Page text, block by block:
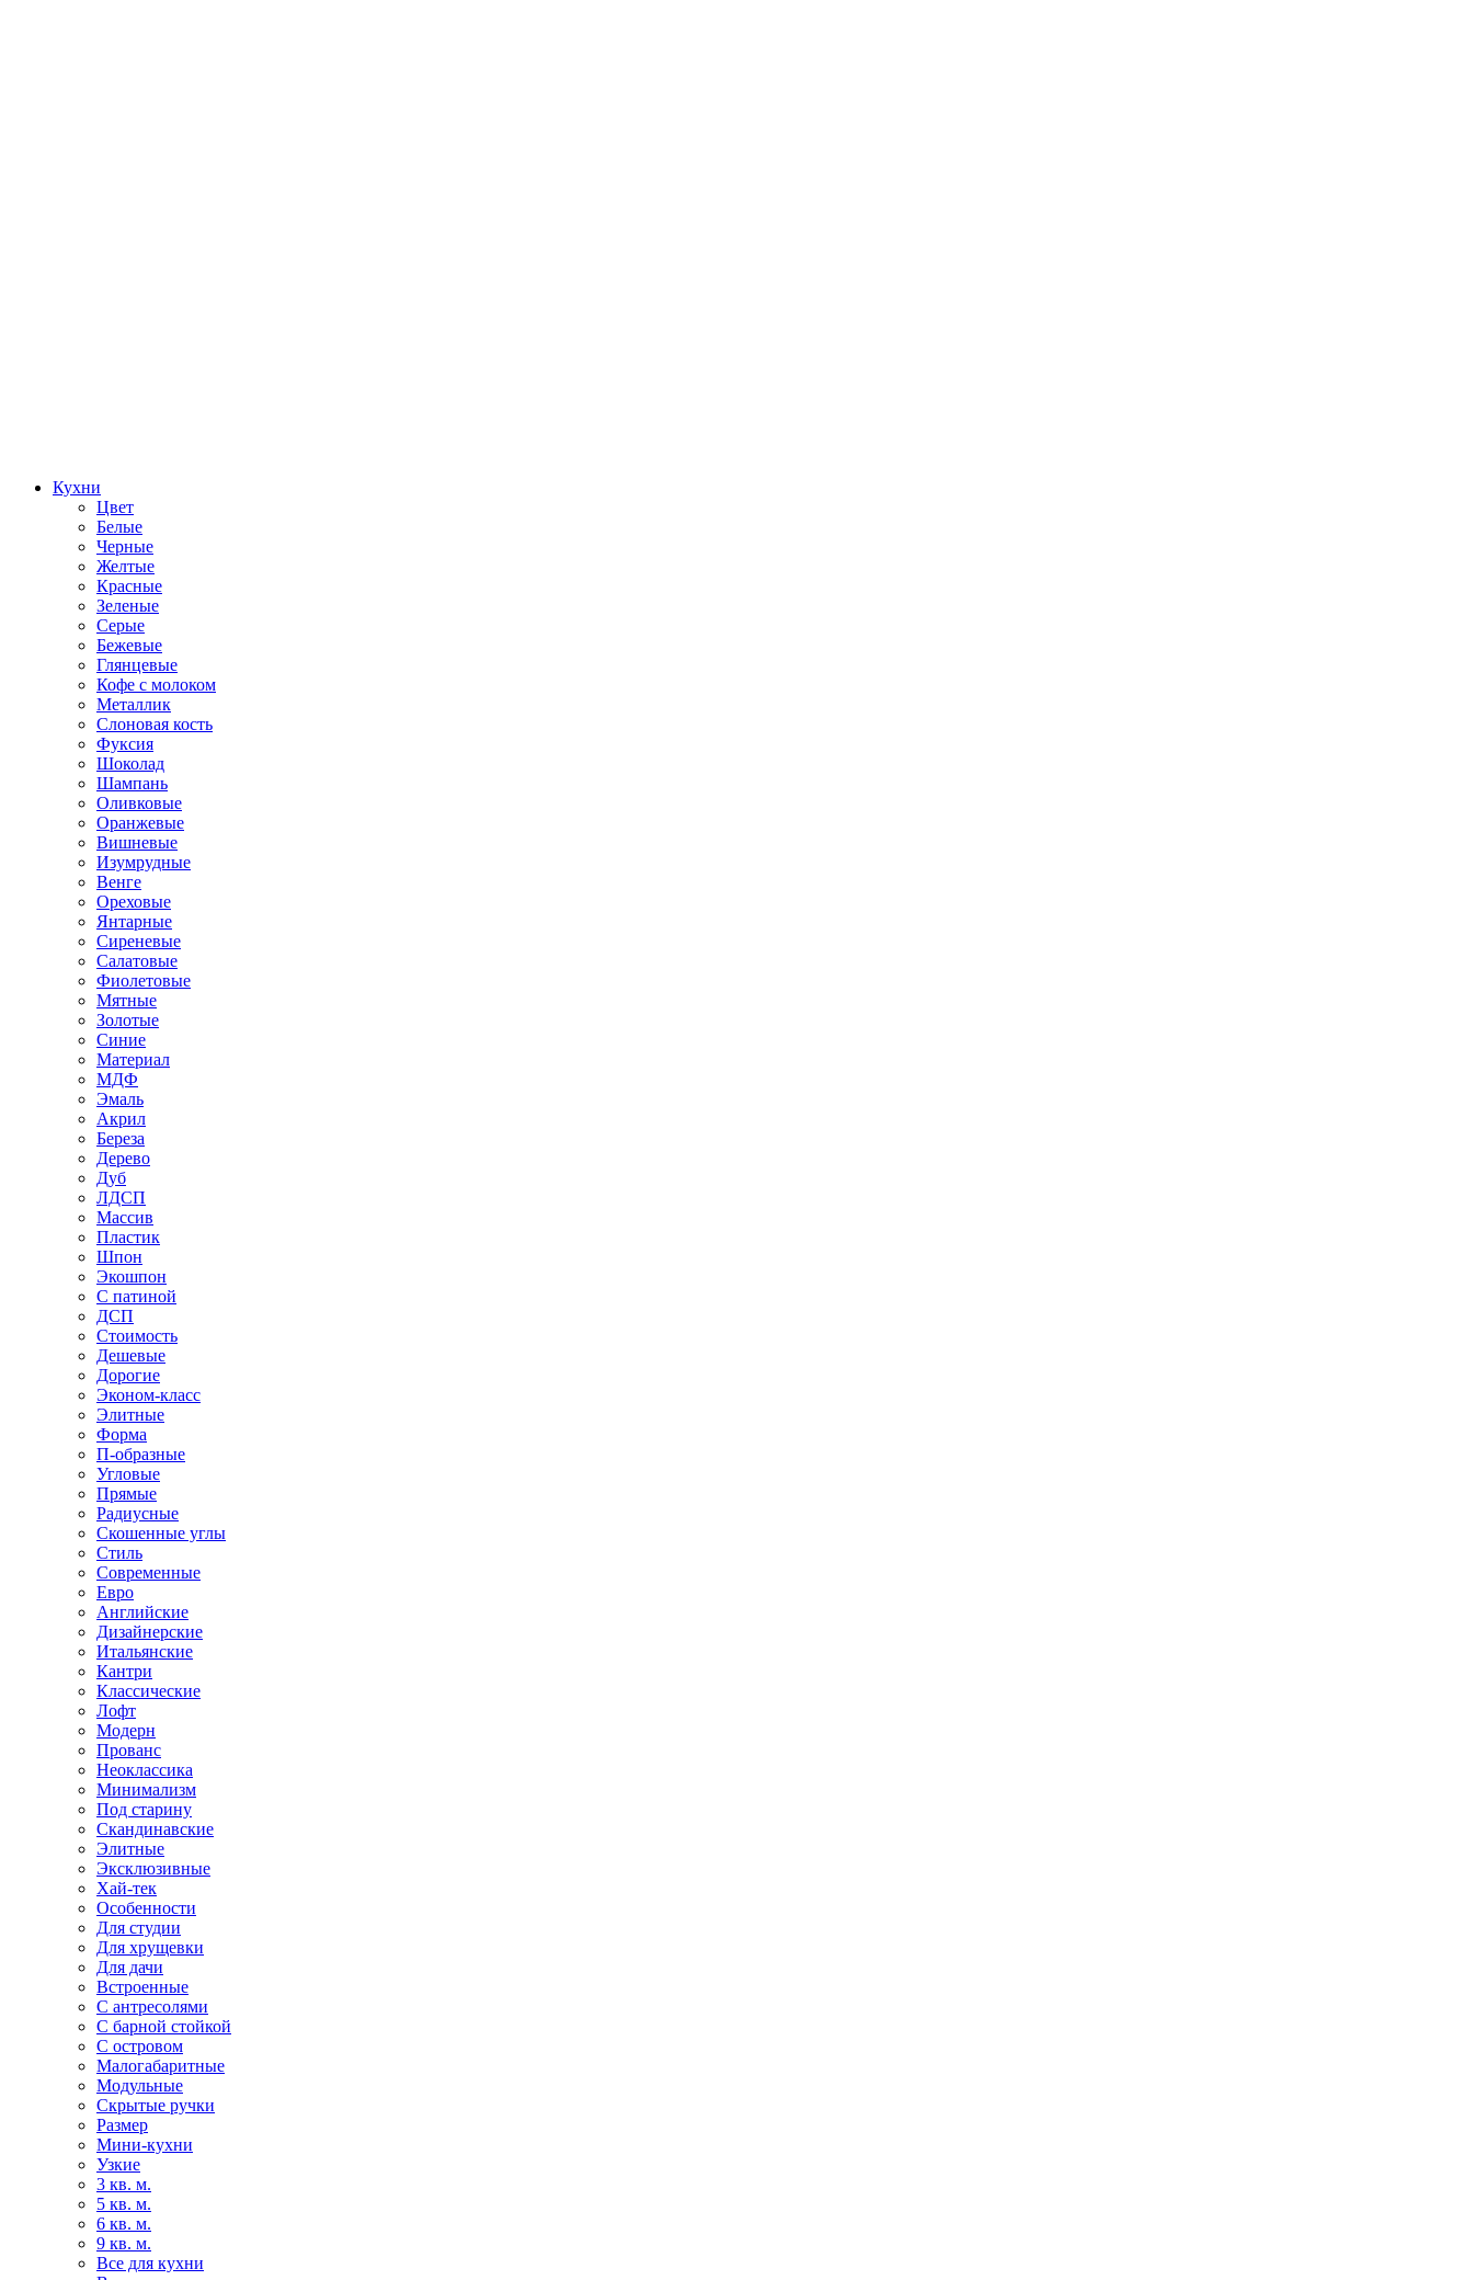
Кухни
Цвет
Белые
Черные
Желтые
Красные
Зеленые
Серые
Бежевые
Глянцевые
Кофе с молоком
Металлик
Слоновая кость
Фуксия
Шоколад
Шампань
Оливковые
Оранжевые
Вишневые
Изумрудные
Венге
Ореховые
Янтарные
Сиреневые
Салатовые
Фиолетовые
Мятные
Золотые
Синие
Материал
МДФ
Эмаль
Акрил
Береза
Дерево
Дуб
ЛДСП
Массив
Пластик
Шпон
Экошпон
С патиной
ДСП
Стоимость
Дешевые
Дорогие
Эконом-класс
Элитные
Форма
П-образные
Угловые
Прямые
Радиусные
Скошенные углы
Стиль
Современные
Евро
Английские
Дизайнерские
Итальянские
Кантри
Классические
Лофт
Модерн
Прованс
Неоклассика
Минимализм
Под старину
Скандинавские
Элитные
Эксклюзивные
Хай-тек
Особенности
Для студии
Для хрущевки
Для дачи
Встроенные
С антресолями
С барной стойкой
С островом
Малогабаритные
Модульные
Скрытые ручки
Размер
Мини-кухни
Узкие
3 кв. м.
5 кв. м.
6 кв. м.
9 кв. м.
Все для кухни